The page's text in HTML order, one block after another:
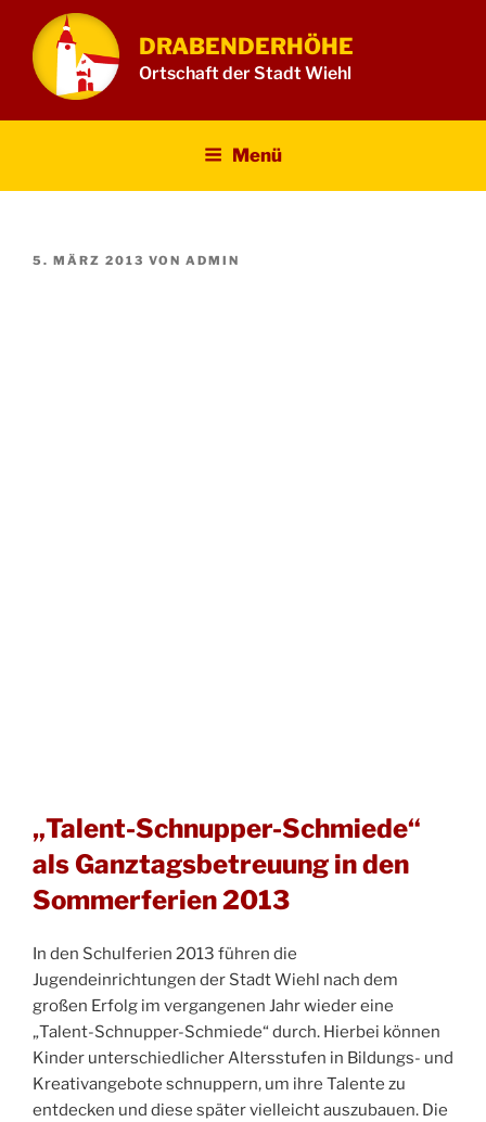
Inhalt
springen
DRABENDERHÖHE
Ortschaft der Stadt Wiehl
Menü
VERÖFFENTLICHT
5. MÄRZ 2013 VON ADMIN
„Talent-Schnupper-Schmiede“
als Ganztagsbetreuung in den
Sommerferien 2013
In den Schulferien 2013 führen die
Jugendeinrichtungen der Stadt Wiehl nach dem
großen Erfolg im vergangenen Jahr wieder eine
„Talent-Schnupper-Schmiede“ durch. Hierbei können
Kinder unterschiedlicher Altersstufen in Bildungs- und
Kreativangebote schnuppern, um ihre Talente zu
entdecken und diese später vielleicht auszubauen. Die